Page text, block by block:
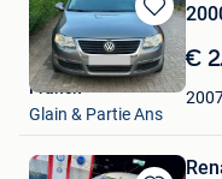
Bewaren
in
Mijn
Favorieten
€
Franck
Glain & Partie Ans